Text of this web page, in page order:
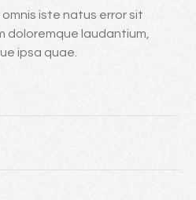
iste natus error sit
laudantium,
ipsa quae.